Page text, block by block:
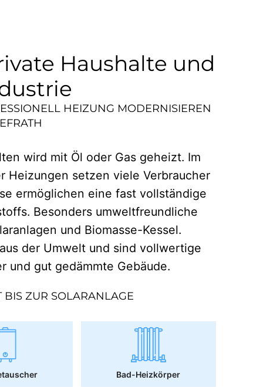
Haushalte und
HEIZUNG MODERNISIEREN
wird mit Öl oder Gas geheizt. Im
Heizungen setzen viele Verbraucher
ermöglichen eine fast vollständige
Besonders umweltfreundliche
und Biomasse-Kessel.
der Umwelt und sind vollwertige
und gut gedämmte Gebäude.
ZUR SOLARANLAGE
Bad-Heizkörper